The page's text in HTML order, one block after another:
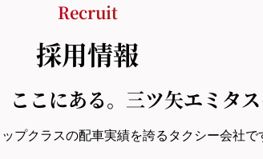
Recruit
採用情報
ここにある。三ツ矢エミタ
プクラスの配車実績を誇るタクシー会社で